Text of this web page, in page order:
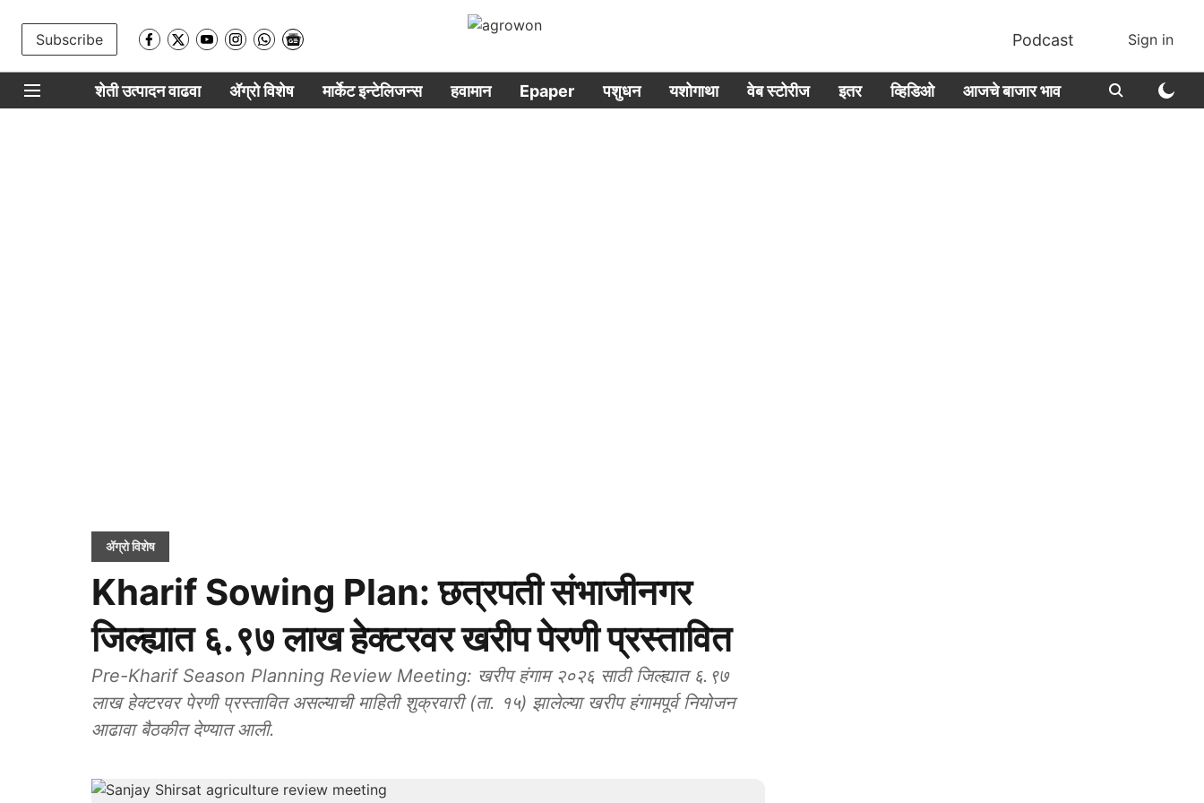
Subscribe Podcast Sign in
शेती उत्पादन वाढवा ॲग्रो विशेष मार्केट इन्टेलिजन्स हवामान Epaper पशुधन यशोगाथा वेब स्टोरीज इतर व्हिडिओ आजचे बाजार भाव
ॲग्रो विशेष
Kharif Sowing Plan: छत्रपती संभाजीनगर
जिल्ह्यात ६.९७ लाख हेक्टरवर खरीप पेरणी प्रस्तावित
Pre-Kharif Season Planning Review Meeting: खरीप हंगाम २०२६ साठी जिल्ह्यात ६.९७
लाख हेक्टरवर पेरणी प्रस्तावित असल्याची माहिती शुक्रवारी (ता. १५) झालेल्या खरीप हंगामपूर्व नियोजन
आढावा बैठकीत देण्यात आली.